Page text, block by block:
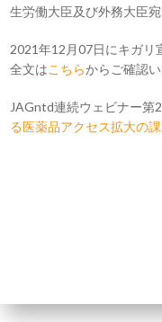
生労働大臣及び外務大臣
2021年12月07日にキガリ
全文はこちらからご確認い
JAGntd連続ウェビナー第
る医薬品アクセス拡大の